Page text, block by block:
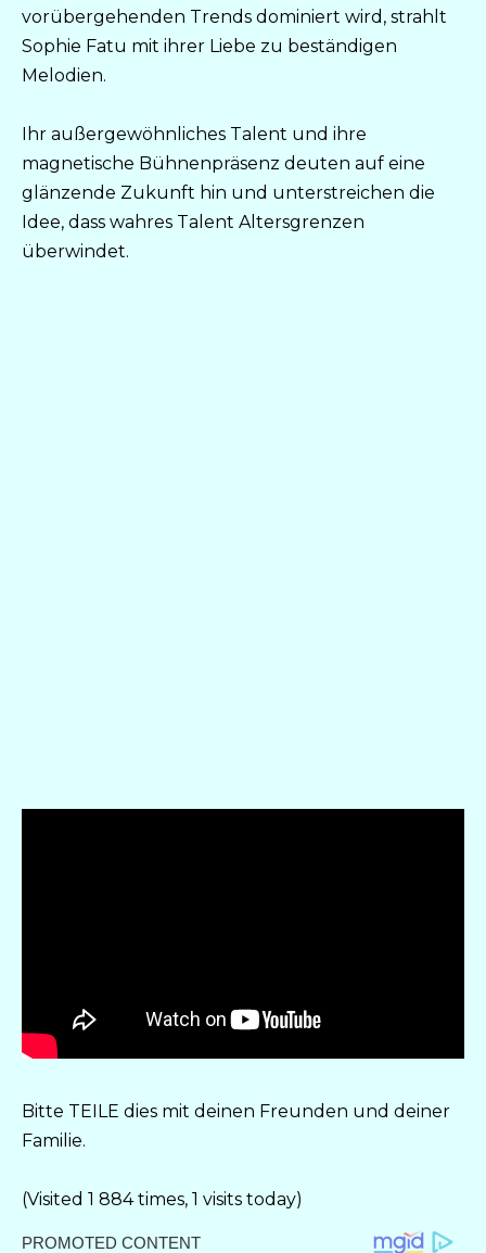
vorübergehenden Trends dominiert wird, strahlt
Sophie Fatu mit ihrer Liebe zu beständigen
Melodien.
Ihr außergewöhnliches Talent und ihre
magnetische Bühnenpräsenz deuten auf eine
glänzende Zukunft hin und unterstreichen die
Idee, dass wahres Talent Altersgrenzen
überwindet.
Bitte TEILE dies mit deinen Freunden und deiner
Familie.
(Visited 1 884 times, 1 visits today)